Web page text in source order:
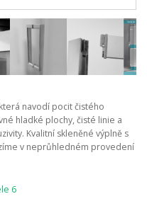
navodí pocit čistého
hladké plochy, čisté linie a
Kvalitní skleněné výplně s
v neprůhledném provedení
6